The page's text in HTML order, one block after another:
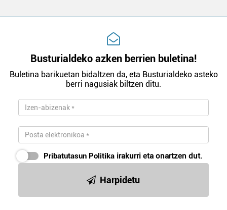
Busturialdeko azken berrien buletina!
Buletina barikuetan bidaltzen da, eta Busturialdeko asteko
berri nagusiak biltzen ditu.
Pribatutasun Politika irakurri eta onartzen dut.
Harpidetu